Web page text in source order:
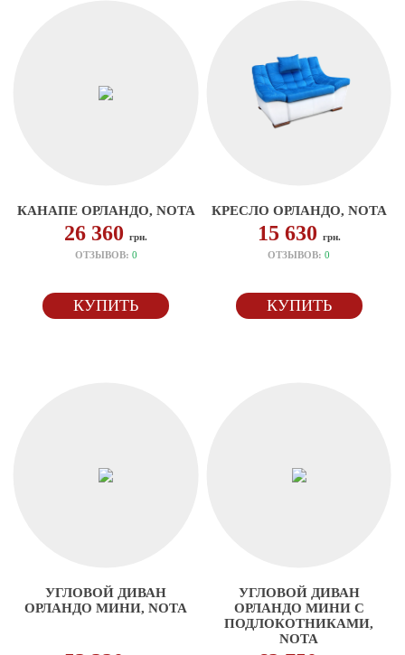
КАНАПЕ ОРЛАНДО, NOTA
26 360грн.
ОТЗЫВОВ: 0
КУПИТЬ
КРЕСЛО ОРЛАНДО, NOTA
15 630 грн.
ОТЗЫВОВ:0
КУПИТЬ
УГЛОВОЙ ДИВАН
ОРЛАНДО МИНИ, NOTA
УГЛОВОЙ ДИВАН
ОРЛАНДО МИНИ С
ПОДЛОКОТНИКАМИ,
NOTA